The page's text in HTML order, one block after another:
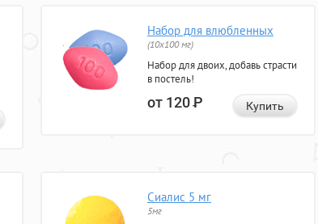
Набор для влюбленных
(10х100 мг)
Набор для двоих, добавь страсти
в постель!
от 120Р Купить
Сиалис 5 мг
5мг